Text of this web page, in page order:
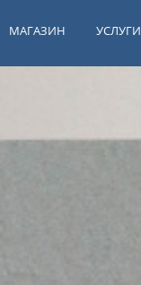
МАГАЗИН УСЛУГИ